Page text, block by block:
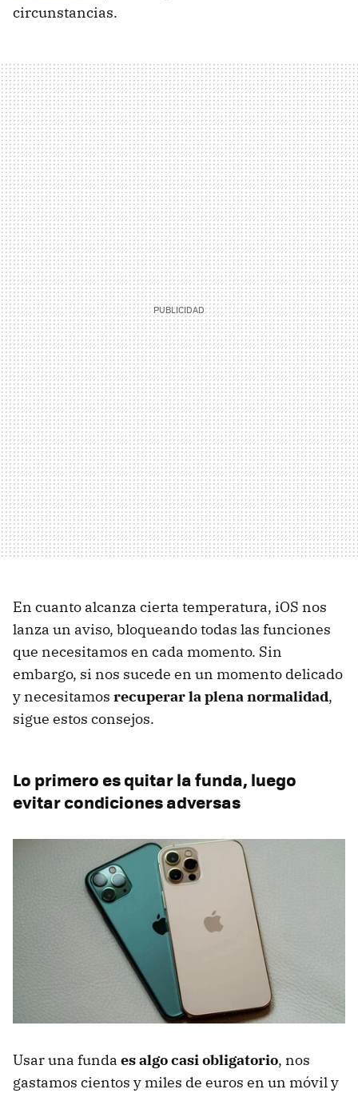
circunstancias.
En cuanto alcanza cierta temperatura, iOS nos
lanza un aviso, bloqueando todas las funciones
que necesitamos en cada momento. Sin
embargo, si nos sucede en un momento delicado
y necesitamos recuperar la plena normalidad,
sigue estos consejos.
Lo primero es quitar la funda, luego
evitar condiciones adversas
Usar una funda es algo casi obligatorio, nos
gastamos cientos y miles de euros en un móvil y